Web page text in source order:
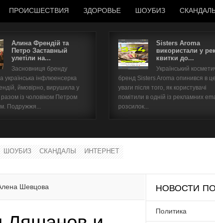
ПРОИСШЕСТВИЯ ЗДОРОВЬЕ ШОУБИЗ
Алина Френдій та
Петро Заставный
улетіли на...
Засновниця бренду
українська інфлюенсерка
ймовірно, вирушила у
разом із чоловіком Петром
Подружжя...
Sisters Aroma
використали у
квитки до...
Український
бренд Sisters Aroma опинився в
уваги після того, як користувачі
помітили в одній із рекламних
розсилок...
ШОУБИЗ СКАНДАЛЫ ИНТЕРНЕТ
Шевцова НОВОСТИ
Политика
Имя пользователя
Забыли имя пользователя?